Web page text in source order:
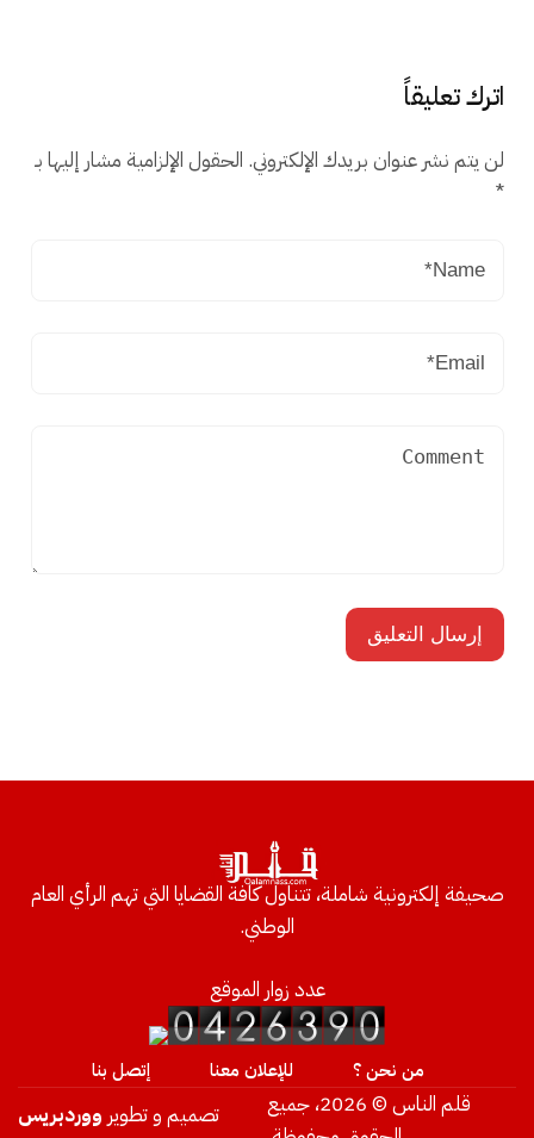
اترك تعليقاً
لن يتم نشر عنوان بريدك الإلكتروني. الحقول الإلزامية مشار إليها بـ
*
صحيفة إلكترونية شاملة، تتناول كافة القضايا التي تهم الرأي العام
الوطني.
عدد زوار الموقع
من نحن ؟ للإعلان معنا إتصل بنا
قلم الناس © 2026، جميع
تصميم و تطوير ووردبريس